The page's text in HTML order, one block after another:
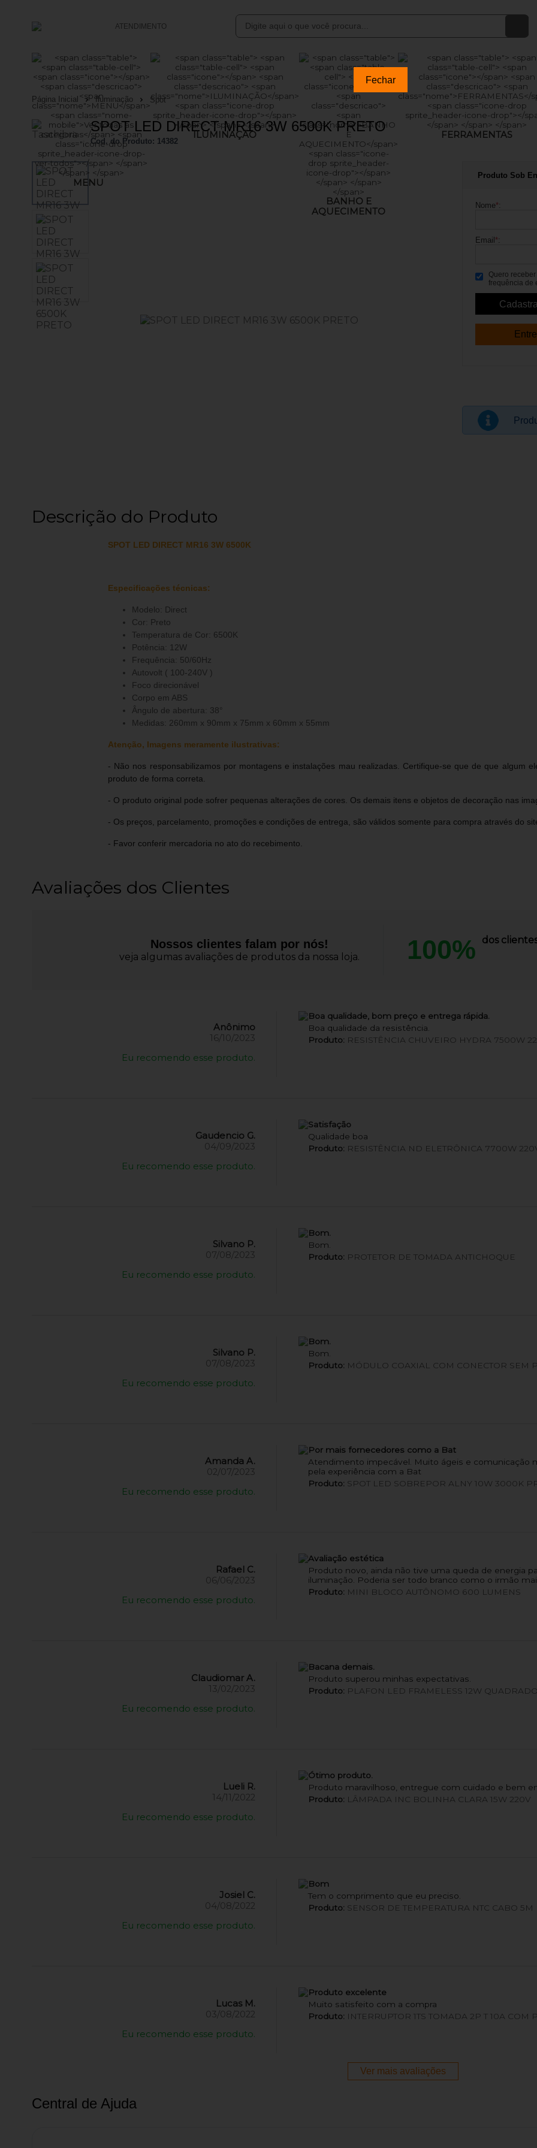
ATENDIMENTO
(47) 99761-0152
vendasonline@batsolucoes.com.br
Central de Ajuda
MENU
ILUMINAÇÃO
BANHO E
AQUECIMENTO
FERRAMENTAS
Página Inicial Iluminação Spot
SPOT LED DIRECT MR16 3W 6500K PRETO
Cod. do Produto: 14382
Produto Sob
Nome*:
Email *:
Quero
frequência de
Descrição do Produto
SPOT LED DIRECT MR16 3W 6500K
Especificações técnicas:
Modelo: Direct
Cor: Preto
Temperatura de Cor: 6500K
Potência: 12W
Frequência: 50/60Hz
Autovolt ( 100-240V )
Foco direcionável
Corpo em ABS
ngulo de abertura: 38°
Medidas: 260mm x 90mm x 75mm x 60mm x 55mm
Atenção, Imagens meramente ilustrativas:
- Não nos responsabilizamos por montagens e instalações mau realizadas. Certifique-se que de que algum
produto de forma correta.
- O produto original pode sofrer pequenas alterações de cores. Os demais itens e objetos de decoração nas
- Os preços, parcelamento, promoções e condições de entrega, são válidos somente para compra através do
- Favor conferir mercadoria no ato do recebimento.
Avaliações dos Clientes
Nossos clientes falam por nós!
veja algumas avaliações de produtos da nossa loja. 100% dos
Anônimo
16/10/2023
Eu recomendo esse produto.
Boa qualidade, bom preço e entrega rápida.
Boa qualidade da resistência.
Produto: RESISTÊNCIA CHUVEIRO HYDRA 7500W
Gaudencio G.
04/09/2023
Eu recomendo esse produto.
Satisfação
Qualidade boa
Produto: RESISTÊNCIA ND ELETRÔNICA 7700W
Silvano P.
07/08/2023
Eu recomendo esse produto.
Bom.
Bom.
Produto: PROTETOR DE TOMADA ANTICHOQUE
Silvano P.
07/08/2023
Eu recomendo esse produto.
Bom.
Bom.
Produto: MÓDULO COAXIAL COM CONECTOR SEM
Amanda A.
02/07/2023
Eu recomendo esse produto.
Por mais fornecedores como a Bat
Atendimento impecável. Muito ágeis e comunicação
pela experiência com a Bat
Produto: SPOT LED SOBREPOR ALNY 10W 3000K
Rafael C.
06/06/2023
Eu recomendo esse produto.
Avaliação estética
Produto novo, ainda não tive uma queda de energia
iluminação. Poderia ser todo branco como o irmão
Produto: MINI BLOCO AUTÔNOMO 600 LUMENS
Claudiomar A.
13/02/2023
Eu recomendo esse produto.
Bacana demais.
Produto superou minhas expectativas.
Produto: PLAFON LED FRAMELESS 12W
Lueli R.
14/11/2022
Eu recomendo esse produto.
Ótimo produto.
Produto maravilhoso, entregue com cuidado e bem
Produto: LÂMPADA INC BOLINHA CLARA 15W 220V
Josiel C.
04/08/2022
Eu recomendo esse produto.
Bom
Tem o comprimento que eu preciso.
Produto: SENSOR DE TEMPERATURA NTC CABO 5M
Lucas M.
03/08/2022
Eu recomendo esse produto.
Produto excelente
Muito satisfeito com a compra
Produto: INTERRUPTOR 1TS TOMADA 2P T 10A COM
Ver mais avaliações
Central de Ajuda
Fechar